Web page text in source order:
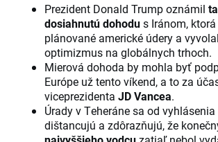
Prezident Donald Trump oznámil
dosiahnutú dohodus Iránom,
plánované americké údery a
optimizmus na globálnych trhoch.
Mierová dohoda by mohla byť
Európe už tento víkend, a to za
viceprezidenta JD Vancea.
Úrady v Teheráne sa od
dištancujú a zdôrazňujú, že